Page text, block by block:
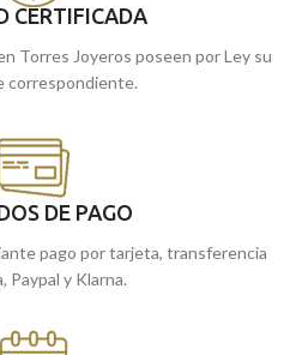
CERTIFICADA
Torres Joyeros poseen por Ley su
correspondiente.
DE PAGO
pago por tarjeta, transferencia
Paypal y Klarna.